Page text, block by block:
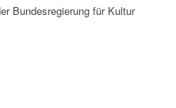
Bundesregierung für Kultur